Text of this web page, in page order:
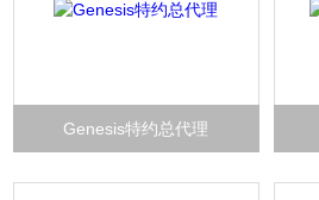
Genesis特约总代理